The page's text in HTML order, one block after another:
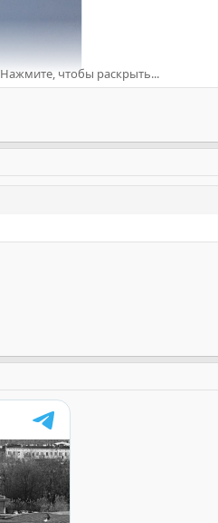
Нажмите, чтобы раскрыть...